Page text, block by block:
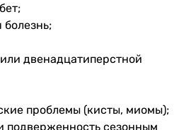
двенадцатиперстной
проблемы (кисты, миомы);
подверженность сезонным